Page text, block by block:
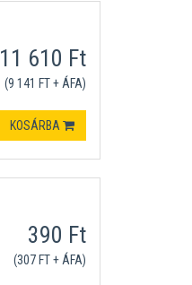
11 610 Ft
(9 141 FT + ÁFA)
KOSÁRBA
390 Ft
(307 FT + ÁFA)